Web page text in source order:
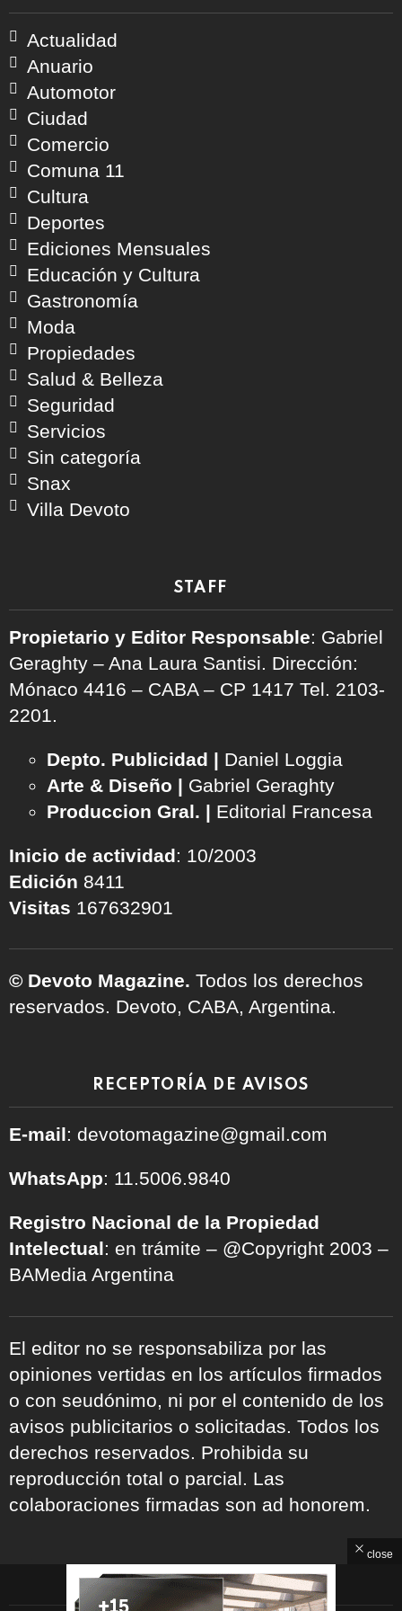
Actualidad
Anuario
Automotor
Ciudad
Comercio
Comuna 11
Cultura
Deportes
Ediciones Mensuales
Educación y Cultura
Gastronomía
Moda
Propiedades
Salud & Belleza
Seguridad
Servicios
Sin categoría
Snax
Villa Devoto
STAFF
Propietario y Editor Responsable: Gabriel
Geraghty – Ana Laura Santisi. Dirección:
Mónaco 4416 – CABA – CP 1417 Tel. 2103-
2201.
Depto. Publicidad | Daniel Loggia
Arte & Diseño | Gabriel Geraghty
Produccion Gral. | Editorial Francesa
Inicio de actividad: 10/2003
Edición 8411
Visitas 167632901
© Devoto Magazine. Todos los derechos
reservados. Devoto, CABA, Argentina.
RECEPTORÍA DE AVISOS
E-mail: devotomagazine@gmail.com
WhatsApp: 11.5006.9840
Registro Nacional de la Propiedad
Intelectual: en trámite – @Copyright 2003 –
BAMedia Argentina
El editor no se responsabiliza por las
opiniones vertidas en los artículos firmados
o con seudónimo, ni por el contenido de los
avisos publicitarios o solicitadas. Todos los
derechos reservados. Prohibida su
reproducción total o parcial. Las
colaboraciones firmadas son ad honorem.
ARCHIVOS
close